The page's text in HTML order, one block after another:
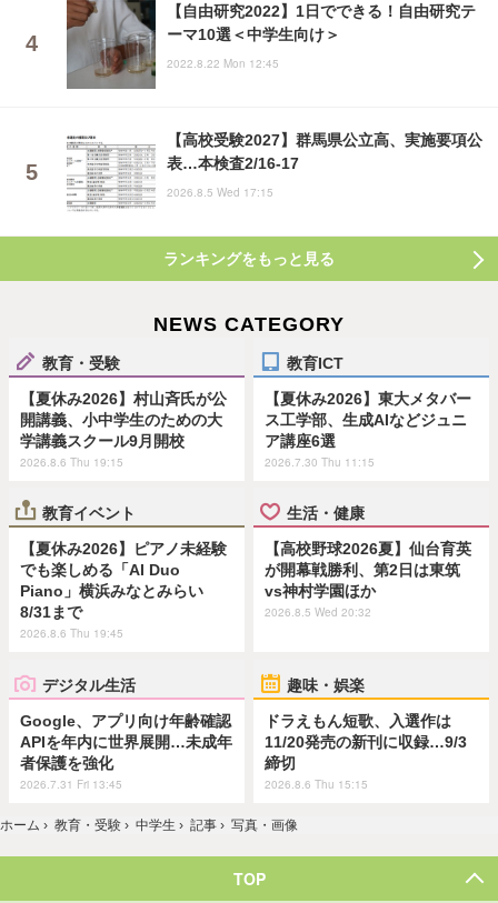
【自由研究2022】1日でできる！自由研究テ
ーマ10選＜中学生向け＞
2022.8.22 Mon 12:45
【高校受験2027】群馬県公立高、実施要項公
表…本検査2/16-17
2026.8.5 Wed 17:15
ランキングをもっと見る
NEWS CATEGORY
教育・受験
【夏休み2026】村山斉氏が公
開講義、小中学生のための大
学講義スクール9月開校
2026.8.6 Thu 19:15
教育ICT
【夏休み2026】東大メタバー
ス工学部、生成AIなどジュニ
ア講座6選
2026.7.30 Thu 11:15
教育イベント
【夏休み2026】ピアノ未経験
でも楽しめる「AI Duo
Piano」横浜みなとみらい
8/31まで
2026.8.6 Thu 19:45
生活・健康
【高校野球2026夏】仙台育英
が開幕戦勝利、第2日は東筑
vs神村学園ほか
2026.8.5 Wed 20:32
デジタル生活
Google、アプリ向け年齢確認
APIを年内に世界展開…未成年
者保護を強化
2026.7.31 Fri 13:45
趣味・娯楽
ドラえもん短歌、入選作は
11/20発売の新刊に収録…9/3
締切
2026.8.6 Thu 15:15
ホーム › 教育・受験 › 中学生 › 記事 › 写真・画像
TOP